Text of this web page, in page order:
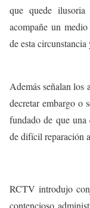
que quede
acompañe un
de esta
Además señalan los
decretar embargo o
fundado de que una
de difícil reparación
RCTV introdujo
contencioso